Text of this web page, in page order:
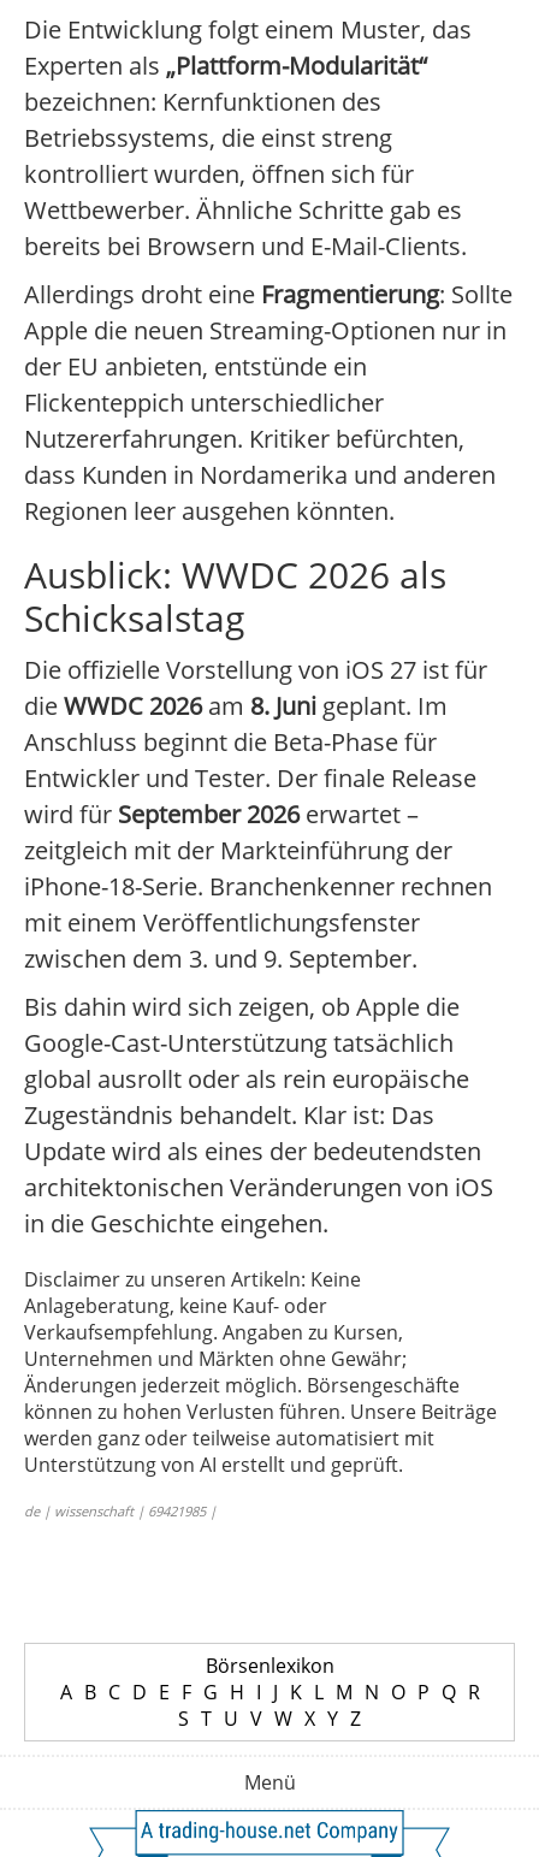
Die Entwicklung folgt einem Muster, das
Experten als „Plattform-Modularität“
bezeichnen: Kernfunktionen des
Betriebssystems, die einst streng
kontrolliert wurden, öffnen sich für
Wettbewerber. Ähnliche Schritte gab es
bereits bei Browsern und E-Mail-Clients.
Allerdings droht eine Fragmentierung: Sollte
Apple die neuen Streaming-Optionen nur in
der EU anbieten, entstünde ein
Flickenteppich unterschiedlicher
Nutzererfahrungen. Kritiker befürchten,
dass Kunden in Nordamerika und anderen
Regionen leer ausgehen könnten.
Ausblick: WWDC 2026 als
Schicksalstag
Die offizielle Vorstellung von iOS 27 ist für
dieWWDC 2026am 8. Juni geplant. Im
Anschluss beginnt die Beta-Phase für
Entwickler und Tester. Der finale Release
wird für September 2026erwartet –
zeitgleich mit der Markteinführung der
iPhone-18-Serie. Branchenkenner rechnen
mit einem Veröffentlichungsfenster
zwischen dem 3. und 9. September.
Bis dahin wird sich zeigen, ob Apple die
Google-Cast-Unterstützung tatsächlich
global ausrollt oder als rein europäische
Zugeständnis behandelt. Klar ist: Das
Update wird als eines der bedeutendsten
architektonischen Veränderungen von iOS
in die Geschichte eingehen.
Disclaimer zu unseren Artikeln: Keine
Anlageberatung, keine Kauf- oder
Verkaufsempfehlung. Angaben zu Kursen,
Unternehmen und Märkten ohne Gewähr;
Änderungen jederzeit möglich. Börsengeschäfte
können zu hohen Verlusten führen. Unsere Beiträge
werden ganz oder teilweise automatisiert mit
Unterstützung von AI erstellt und geprüft.
de | wissenschaft | 69421985 |
Börsenlexikon
A B C D E F G H I J K L M N O P Q R
S T U V W X Y Z
Menü